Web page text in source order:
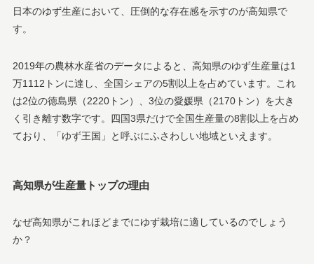
日本のゆず生産において、圧倒的な存在感を示すのが高知県で
す。
2019年の農林水産省のデータによると、高知県のゆず生産量は1
万1112トンに達し、全国シェアの5割以上を占めています。これ
は2位の徳島県（2220トン）、3位の愛媛県（2170トン）を大き
く引き離す数字です。四国3県だけで全国生産量の8割以上を占め
ており、「ゆず王国」と呼ぶにふさわしい地域といえます。
高知県が生産量トップの理由
なぜ高知県がこれほどまでにゆず栽培に適しているのでしょう
か？